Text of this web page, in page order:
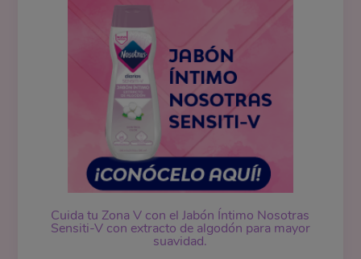
Cuida tu Zona V con el Jabón Íntimo Nosotras
Sensiti-V con extracto de algodón para mayor
suavidad.